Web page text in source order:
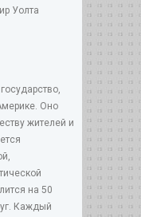
Уолта
Оно
жителей и
на 50
Каждый